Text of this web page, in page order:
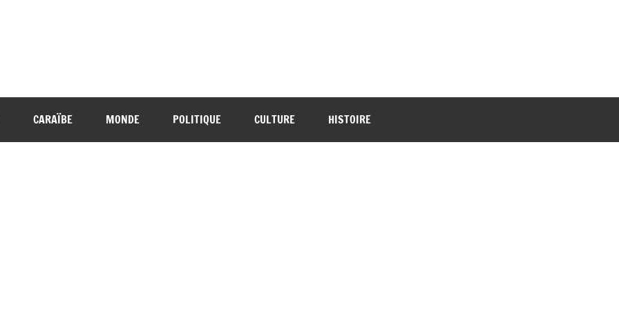
CARAÏBE MONDE POLITIQUE CULTURE HISTOIRE